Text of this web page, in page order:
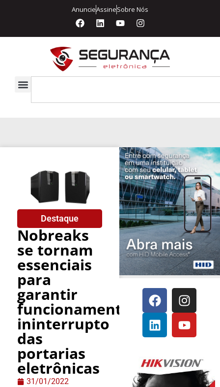
AnuncieAssineSobre Nós
Destaque
Nobreaks
se tornam
essenciais
para
garantir
funcionamento
ininterrupto
das
portarias
eletrônicas
31/01/2022